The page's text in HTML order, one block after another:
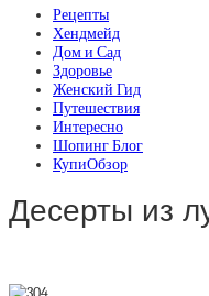
Рецепты
Хендмейд
Дом и Сад
Здоровье
Женский Гид
Путешествия
Интересно
Шопинг Блог
КупиОбзор
Десерты из